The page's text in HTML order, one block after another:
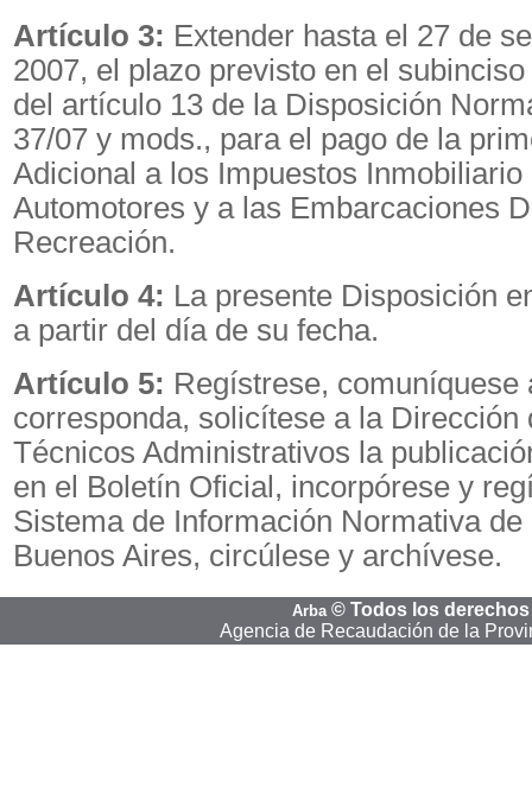
Artículo 3: Extender hasta el 27 de
2007, el plazo previsto en el
del artículo 13 de la Disposición
37/07 y mods., para el pago de la
Adicional a los Impuestos
Automotores y a las Embarcaciones
Recreación.
Artículo 4: La presente Disposición
a partir del día de su fecha.
Artículo 5: Regístrese, comuníquese
corresponda, solicítese a la Dirección
Técnicos Administrativos la
en el Boletín Oficial, incorpórese y
Sistema de Información Normativa
Buenos Aires, circúlese y archívese.
Arba © Todos los
Agencia de Recaudación de la